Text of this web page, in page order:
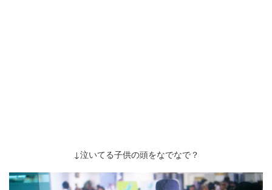
↓泣いてる子供の頭をなでなで？